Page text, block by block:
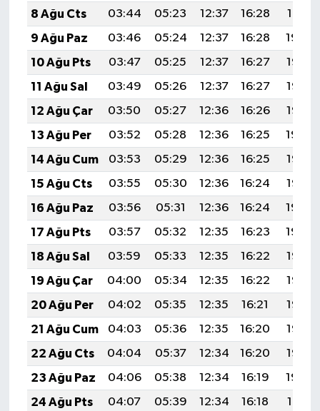
8 Ağu Cts
03:44 05:23 12:37 16:28
19:41
9 Ağu Paz
03:46 05:24 12:37 16:28
19:40
10 Ağu Pts
03:47 05:25 12:37 16:27
19:38
11 Ağu Sal
03:49 05:26 12:37 16:27
19:37
12 Ağu Çar
03:50 05:27 12:36 16:26
19:36
13 Ağu Per
03:52 05:28 12:36 16:25
19:34
14 Ağu Cum
03:53 05:29 12:36 16:25
19:33
15 Ağu Cts
03:55 05:30 12:36 16:24
19:32
16 Ağu Paz
03:56 05:31 12:36 16:24
19:30
17 Ağu Pts
03:57 05:32 12:35 16:23
19:29
18 Ağu Sal
03:59 05:33 12:35 16:22
19:28
19 Ağu Çar
04:00 05:34 12:35 16:22
19:26
20 Ağu Per
04:02 05:35 12:35 16:21
19:25
21 Ağu Cum
04:03 05:36 12:35 16:20
19:23
22 Ağu Cts
04:04 05:37 12:34 16:20
19:22
23 Ağu Paz
04:06 05:38 12:34 16:19
19:20
24 Ağu Pts
04:07 05:39 12:34 16:18
19:19